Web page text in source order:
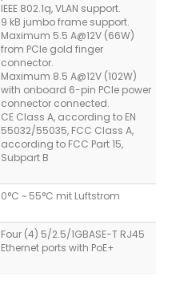
IEEE 802.1q, VLAN support.
9 kB jumbo frame support.
Maximum 5.5 A@12V (66W)
from PCIe gold finger
connector.
Maximum 8.5 A@12V (102W)
with onboard 6-pin PCIe power
connector connected.
CE Class A, according to EN
55032/55035, FCC Class A,
according to FCC Part 15,
Subpart B
0°C ~ 55°C mit Luftstrom
Four (4) 5/2.5/1GBASE-T RJ45
Ethernet ports with PoE+